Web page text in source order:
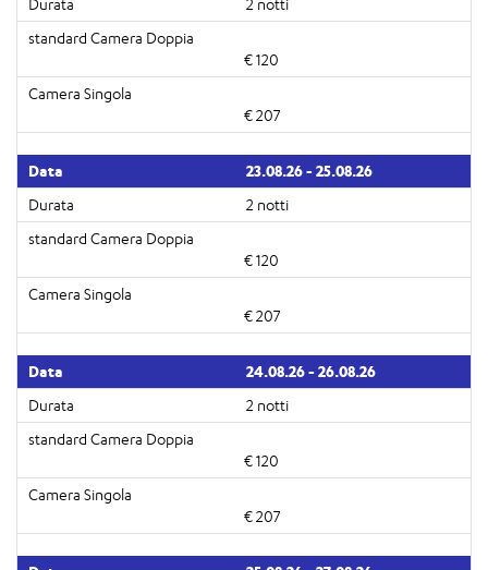
2 notti
€ 120
€ 207
23.08.26 - 25.08.26
2 notti
€ 120
€ 207
24.08.26 - 26.08.26
2 notti
€ 120
€ 207